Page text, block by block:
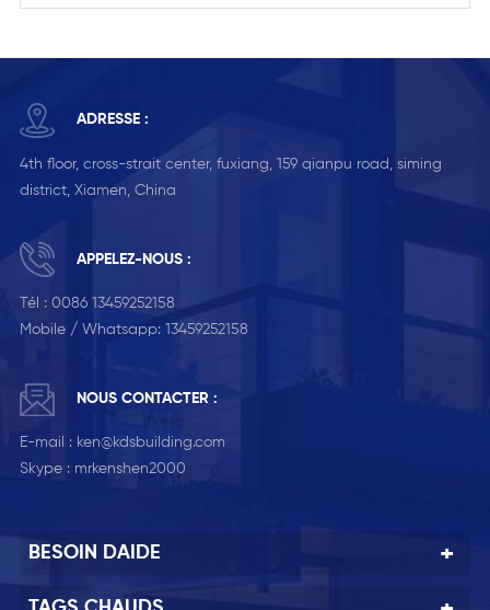
ADRESSE :
4th floor, cross-strait center, fuxiang, 159 qianpu road, siming
district, Xiamen, China
APPELEZ-NOUS :
Tél : 0086 13459252158
Mobile / Whatsapp: 13459252158
NOUS CONTACTER :
E-mail : ken@kdsbuilding.com
Skype : mrkenshen2000
BESOIN DAIDE